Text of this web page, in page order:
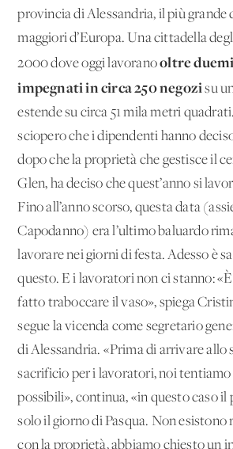
provincia di Alessandria, il più grande
maggiori d’Europa. Una cittadella
2000 dove oggi lavoranooltre
impegnati in circa 250 negozisu
estende su circa 51 mila metri
sciopero che i dipendenti hanno
dopo che la proprietà che gestisce il
Glen, ha deciso che quest’anno si
Fino all’anno scorso, questa data
Capodanno) era l’ultimo baluardo
lavorare nei giorni di festa. Adesso è
questo. E i lavoratori non ci stanno:
fatto traboccare il vaso», spiega
segue la vicenda come segretario
di Alessandria. «Prima di arrivare allo
sacrificio per i lavoratori, noi
possibili», continua, «in questo caso il
solo il giorno di Pasqua. Non esistono
con la proprietà, abbiamo chiesto un